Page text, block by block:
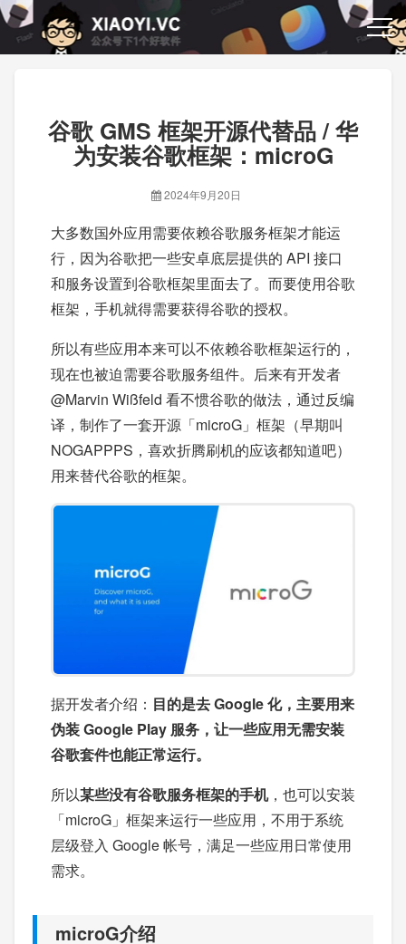
谷歌 GMS 框架开源代替品 / 华
为安装谷歌框架：microG
2024年9月20日
大多数国外应用需要依赖谷歌服务框架才能运
行，因为谷歌把一些安卓底层提供的 API 接口
和服务设置到谷歌框架里面去了。而要使用谷歌
框架，手机就得需要获得谷歌的授权。
所以有些应用本来可以不依赖谷歌框架运行的，
现在也被迫需要谷歌服务组件。后来有开发者
@Marvin Wißfeld 看不惯谷歌的做法，通过反编
译，制作了一套开源「microG」框架（早期叫
NOGAPPPS，喜欢折腾刷机的应该都知道吧）
用来替代谷歌的框架。
据开发者介绍： 目的是去 Google 化，主要用来
伪装 Google Play 服务，让一些应用无需安装
谷歌套件也能正常运行。
所以某些没有谷歌服务框架的手机，也可以安装
「microG」框架来运行一些应用，不用于系统
层级登入 Google 帐号，满足一些应用日常使用
需求。
microG介绍